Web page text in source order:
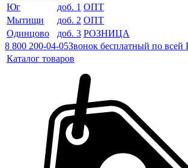
Юг
доб. 1 ОПТ
Мытищи
доб. 2 ОПТ
Одинцово
доб. 3 РОЗНИЦА
8 800 200-04-05Звонок бесплатный по всей
Каталог товаров